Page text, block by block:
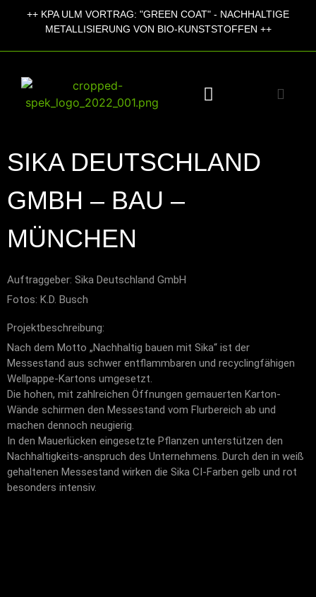
++ KPA ULM VORTRAG: "GREEN COAT" - NACHHALTIGE
METALLISIERUNG VON BIO-KUNSTSTOFFEN ++
SIKA DEUTSCHLAND
GMBH – BAU –
MÜNCHEN
Auftraggeber: Sika Deutschland GmbH
Fotos: K.D. Busch
Projektbeschreibung:
Nach dem Motto „Nachhaltig bauen mit Sika“ ist der
Messestand aus schwer entflammbaren und recyclingfähigen
Wellpappe-Kartons umgesetzt.
Die hohen, mit zahlreichen Öffnungen gemauerten Karton-
Wände schirmen den Messestand vom Flurbereich ab und
machen dennoch neugierig.
In den Mauerlücken eingesetzte Pflanzen unterstützen den
Nachhaltigkeits-anspruch des Unternehmens. Durch den in weiß
gehaltenen Messestand wirken die Sika CI-Farben gelb und rot
besonders intensiv.